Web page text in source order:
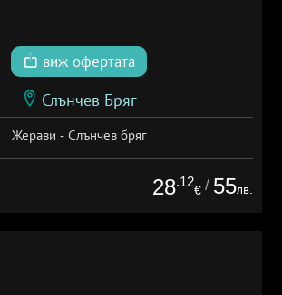
виж офертата
Слънчев Бряг
Жерави - Слънчев бряг
28.12
€ / 55лв.